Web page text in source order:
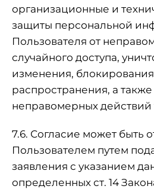
организационные и
защиты персональной
Пользователя от
случайного доступа,
изменения,
распространения, а
неправомерных действий
7.6. Согласие может быть
Пользователем путем
заявления с указанием
определенных ст. 14